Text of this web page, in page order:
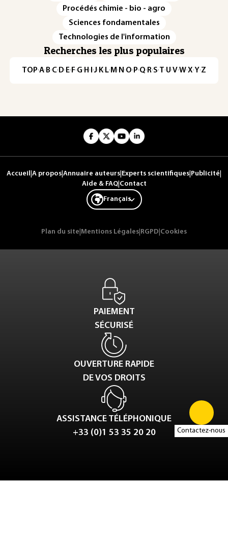
Contactez-nous
Procédés chimie - bio - agro
Sciences fondamentales
Technologies de l'information
Recherches les plus populaires
TOP·A·B·C· D· E· F·G· H · ·J· K· L· M · N ·O· P·Q· R·S·T·U·V·W·X·Y·Z
Accueil A propos Annuaire auteurs Experts scientifiques Publicité
Aide & FAQ| Contact
Français
Plan du site Mentions Légales RGPD Cookies
PAIEMENT
SÉCURISÉ
OUVERTURE RAPIDE
DE VOS DROITS
ASSISTANCE TÉLÉPHONIQUE
+33 (0)1 53 35 20 20